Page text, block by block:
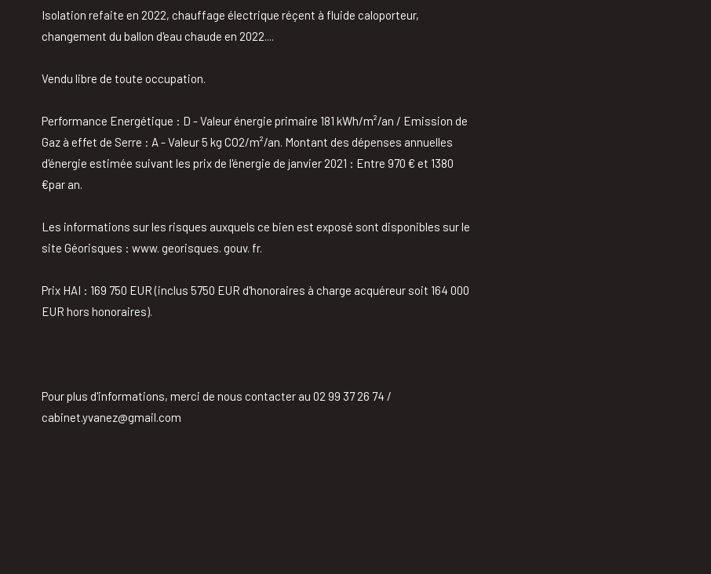
Isolation refaite en 2022, chauffage électrique réçent à fluide caloporteur,
changement du ballon d'eau chaude en 2022....
Vendu libre de toute occupation.
Performance Energétique : D - Valeur énergie primaire 181 kWh/m²/an / Emission de
Gaz à effet de Serre : A - Valeur 5 kg CO2/m²/an. Montant des dépenses annuelles
d'énergie estimée suivant les prix de l'énergie de janvier 2021 : Entre 970 € et 1380
€par an.
Les informations sur les risques auxquels ce bien est exposé sont disponibles sur le
site Géorisques : www. georisques. gouv. fr.
Prix HAI : 169 750 EUR (inclus 5750 EUR d'honoraires à charge acquéreur soit 164 000
EUR hors honoraires).
Pour plus d'informations, merci de nous contacter au 02 99 37 26 74 /
cabinet.yvanez@gmail.com